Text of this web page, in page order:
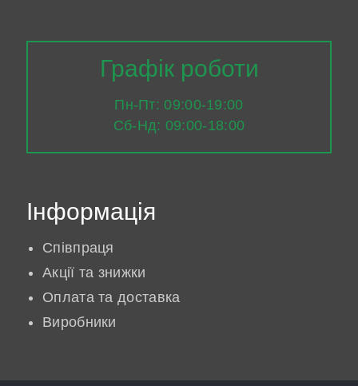
Графік роботи
Пн-Пт: 09:00-19:00
Сб-Нд: 09:00-18:00
Інформація
Співпраця
Акції та знижки
Оплата та доставка
Виробники